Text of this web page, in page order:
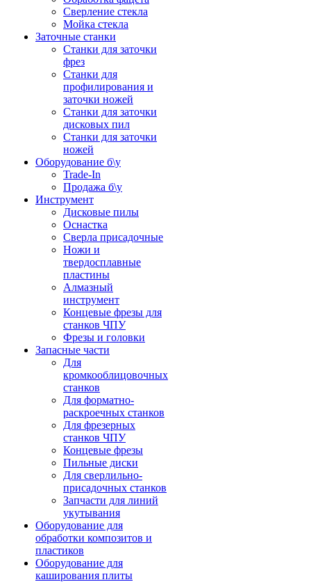
Сверление стекла
Мойка стекла
Заточные станки
Станки для заточки
фрез
Станки для
профилирования и
заточки ножей
Станки для заточки
дисковых пил
Станки для заточки
ножей
Оборудование б\у
Trade-In
Продажа б\у
Инструмент
Дисковые пилы
Оснастка
Сверла присадочные
Ножи и
твердосплавные
пластины
Алмазный
инструмент
Концевые фрезы для
станков ЧПУ
Фрезы и головки
Запасные части
Для
кромкооблицовочных
станков
Для форматно-
раскроечных станков
Для фрезерных
станков ЧПУ
Концевые фрезы
Пильные диски
Для сверлильно-
присадочных станков
Запчасти для линий
укутывания
Оборудование для
обработки композитов и
пластиков
Оборудование для
каширования плиты